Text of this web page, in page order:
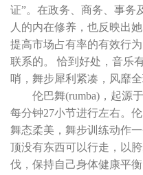
证”。在政务、商务、事务
人的内在修养，也反映出她
提高市场占有率的有效行
联系的。 恰到好处，音乐
哨，舞步犀利紧凑，风靡全
伦巴舞(rumba)，起源于
每分钟27小节进行左右。
舞态柔美，舞步训练动作
顶没有东西可以行走，以
伐，保持自己身体健康平